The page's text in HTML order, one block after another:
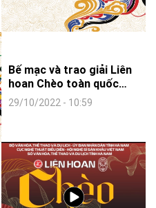
Bế mạc và trao giải Liên
hoan Chèo toàn quốc
2022
29/10/2022 - 10:59